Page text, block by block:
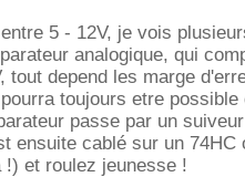
5 - 12V, je vois
analogique, qui
tout depend les marge
toujours etre
passe par un
ensuite cablé sur un
!) et roulez jeunesse !